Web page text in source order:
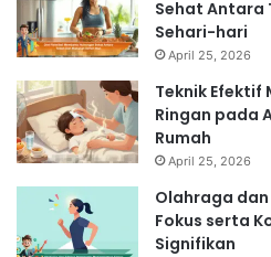
Sehat Antara
Sehari-hari
April 25, 2026
Teknik Efektif
Ringan pada
Rumah
April 25, 2026
Olahraga
Fokus serta
Signifikan